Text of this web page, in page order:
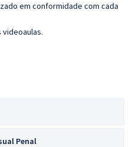
em conformidade com cada
videoaulas.
Penal